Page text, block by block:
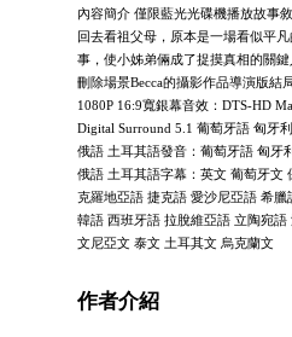
內容簡介 僅限藍光光碟機播放故事
回去看祖父母，原本是一場看似平
事，使小姊弟倆成了捉摸真相的關
刪除場景Becca的攝影作品導演版結
1080P 16:9寬銀幕音效：DTS-HD
Digital Surround 5.1 葡萄牙語 匈牙
俄語 土耳其語發音：葡萄牙語 匈牙
俄語 土耳其語字幕：英文 葡萄牙文
克羅地亞語 捷克語 愛沙尼亞語 希
韓語 西班牙語 拉脫維亞語 立陶宛
文尼亞文 泰文 土耳其文 烏克蘭文
作者介紹